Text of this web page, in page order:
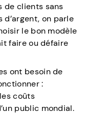
de clients sans
on parle
le bon modèle
faire ou défaire
ont besoin de
:
coûts
public mondial.